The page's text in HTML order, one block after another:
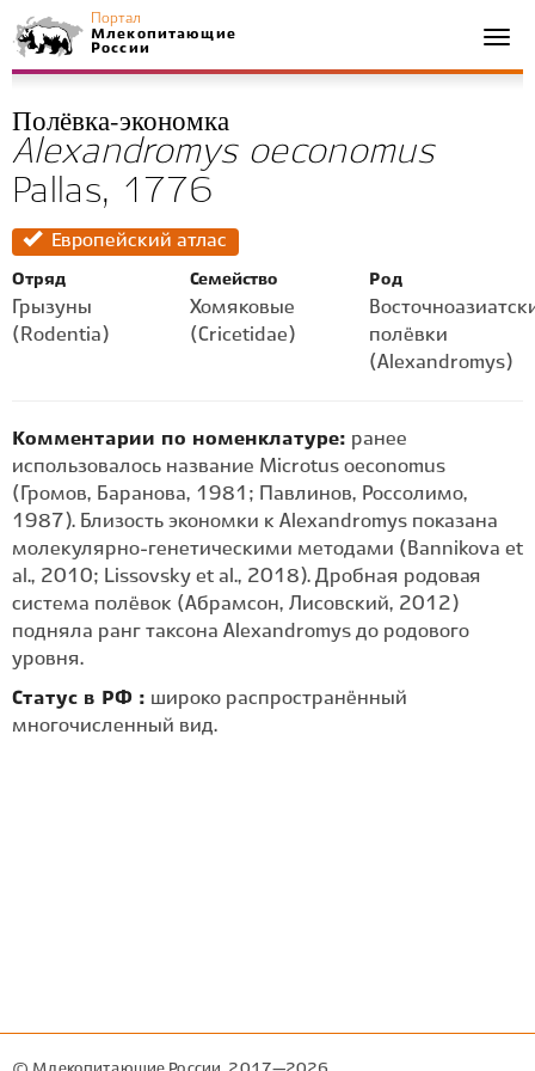
Портал
Млекопитающие
России
Полёвка-экономка
Alexandromys oeconomus
Pallas, 1776
Европейский атлас
Отряд
Грызуны
(Rodentia)
Семейство
Хомяковые
(Cricetidae)
Род
полёвки
(Alexandromys)
Комментарии по номенклатуре: ранее
использовалось название Microtus oeconomus
(Громов, Баранова, 1981; Павлинов, Россолимо,
1987). Близость экономки к Alexandromys показана
молекулярно-генетическими методами (Bannikova et
al., 2010; Lissovsky et al., 2018). Дробная родовая
система полёвок (Абрамсон, Лисовский, 2012)
подняла ранг таксона Alexandromys до родового
уровня.
Статус в РФ : широко распространённый
многочисленный вид.